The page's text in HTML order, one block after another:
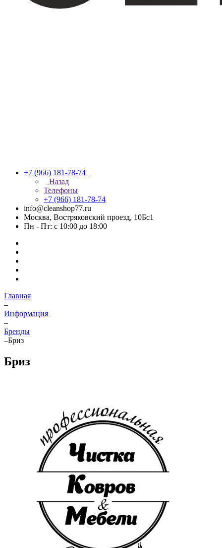
+7 (966) 181-78-74
Назад
Телефоны
+7 (966) 181-78-74
info@cleanshop77.ru
Москва, Востряковский проезд, 10Бс1
Пн - Пт: с 10:00 до 18:00
Главная
–
Информация
–
Бренды
–Бриз
Бриз